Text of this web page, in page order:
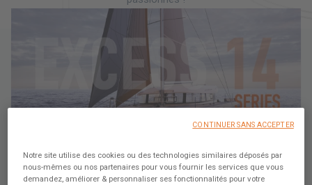
17 août 2022
Notre site utilise des cookies ou des technologies similaires déposés par
nous-mêmes ou nos partenaires pour vous fournir les services que vous
demandez, améliorer & personnaliser ses fonctionnalités pour votre
CONTINUER SANS ACCEPTER